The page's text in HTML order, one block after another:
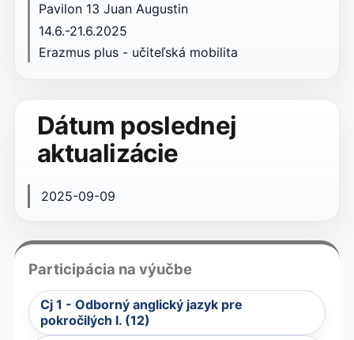
Pavilon 13 Juan Augustin
14.6.-21.6.2025
Erazmus plus - učiteľská mobilita
Dátum poslednej
aktualizácie
2025-09-09
Participácia na výučbe
Cj 1 - Odborný anglický jazyk pre
pokročilých I. (12)